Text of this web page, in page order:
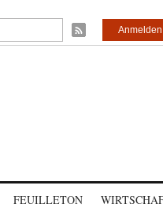
Anmelden
FEUILLETON